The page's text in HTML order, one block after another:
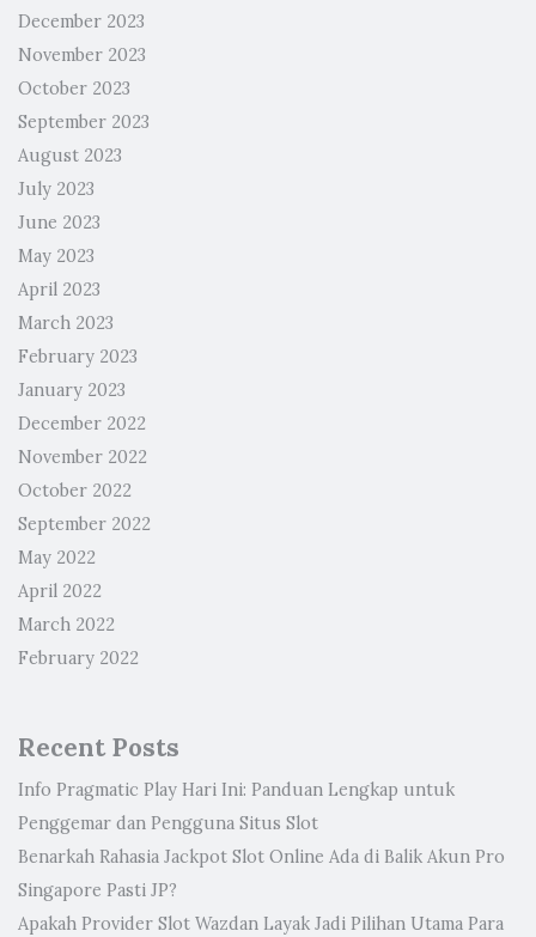
December 2023
November 2023
October 2023
September 2023
August 2023
July 2023
June 2023
May 2023
April 2023
March 2023
February 2023
January 2023
December 2022
November 2022
October 2022
September 2022
May 2022
April 2022
March 2022
February 2022
Recent Posts
Info Pragmatic Play Hari Ini: Panduan Lengkap untuk
Penggemar dan Pengguna Situs Slot
Benarkah Rahasia Jackpot Slot Online Ada di Balik Akun Pro
Singapore Pasti JP?
Apakah Provider Slot Wazdan Layak Jadi Pilihan Utama Para